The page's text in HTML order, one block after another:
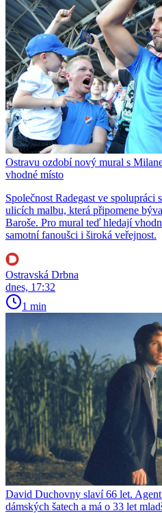
Ostravu ozdobí nový mural s
vhodné místo
Společnost Radegast ve
ulicích malbu, která připomene
Baroše. Pro mural teď hledají
samotní fanoušci i široká veřejnost.
Ostravská Drbna
dnes, 17:32
1 min
David Duchovny slaví 66 let.
dámských šatech a má o 33 let